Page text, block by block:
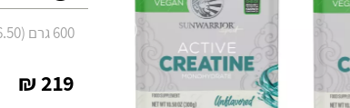
600 גרם (36.50 ₪ ל-100 גרם)
219 ₪